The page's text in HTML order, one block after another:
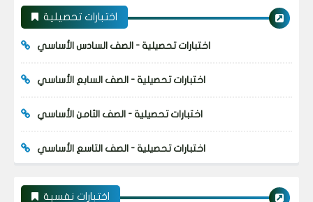
اختبارات تحصيلية
اختبارات تحصيلية - الصف السادس الأساسي
اختبارات تحصيلية - الصف السابع الأساسي
اختبارات تحصيلية - الصف الثامن الأساسي
اختبارات تحصيلية - الصف التاسع الأساسي
اختبارات نفسية